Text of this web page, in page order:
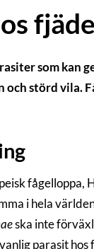
som kan
störd vila.
fågelloppa,
i hela
ska inte
parasit